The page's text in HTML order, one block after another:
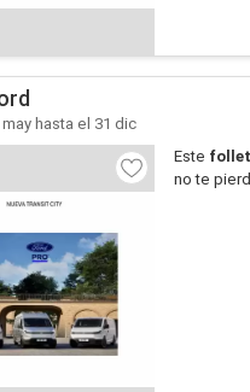
hasta el 31 dic
Este
no te